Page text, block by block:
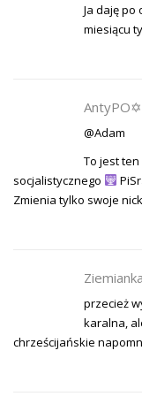
Ja daję po
miesiącu
@Adam
To jest
socjalistycznego
Zmienia tylko swoje
Ziemianka
przecież
karalna,
chrześcijańskie